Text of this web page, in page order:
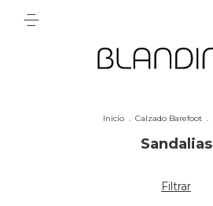
Inicio . Calzado Barefoot .
Sandalias
Filtrar